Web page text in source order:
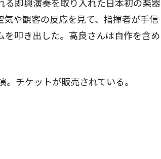
即興演奏を取り入れた日本初の楽器
や観客の反応を見て、指揮者が手信
叩き出した。高良さんは自作を含め
チケットが販売されている。